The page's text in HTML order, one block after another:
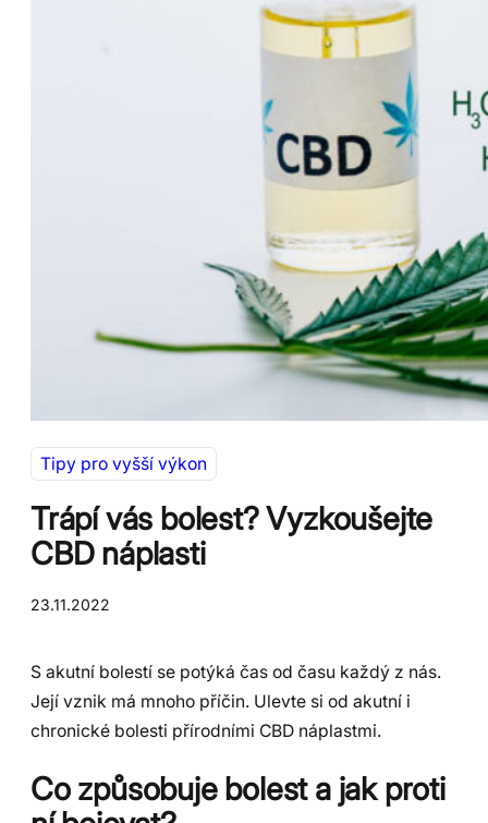
Tipy pro vyšší výkon
Trápí vás bolest? Vyzkoušejte
CBD náplasti
23.11.2022
S akutní bolestí se potýká čas od času každý z nás.
Její vznik má mnoho příčin. Ulevte si od akutní i
chronické bolesti přírodními CBD náplastmi.
Co způsobuje bolest a jak proti